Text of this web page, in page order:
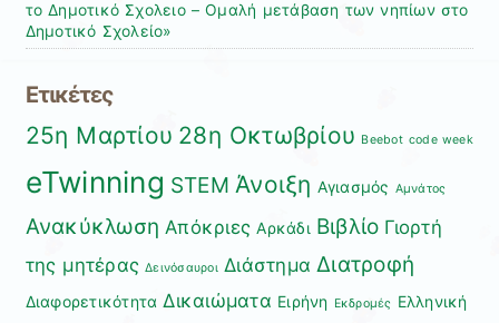
το Δημοτικό Σχολειο – Ομαλή μετάβαση των νηπίων στο
Δημοτικό Σχολείο»
Ετικέτες
25η Μαρτίου 28η Οκτωβρίου Beebot code week
eTwinning STEM Άνοιξη Αγιασμός Αμνάτος
Ανακύκλωση Απόκριες Αρκάδι Βιβλίο Γιορτή
της μητέρας Δεινόσαυροι Διάστημα Διατροφή
Διαφορετικότητα Δικαιώματα Ειρήνη Εκδρομές Ελληνική